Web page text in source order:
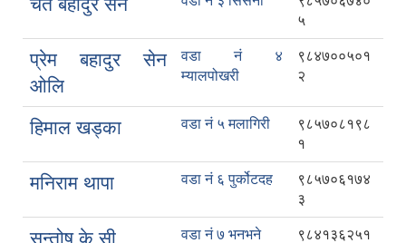
५
प्रेम बहादुर सेन
ओलि
वडा नं ४
म्यालपोखरी
९८४७००५०१
२
हिमाल खड्का वडा नं ५ मलागिरी
९८५७०८१९८
१
मनिराम थापा वडा नं ६ पुर्कोटदह
९८५७०६१७४
३
सन्तोष के सी वडा नं ७ भनभने
९८४१३६२५१